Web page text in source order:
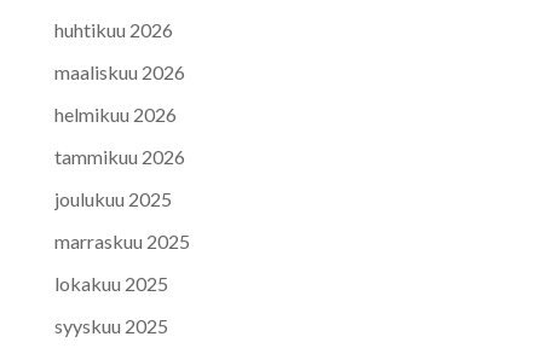
huhtikuu 2026
maaliskuu 2026
helmikuu 2026
tammikuu 2026
joulukuu 2025
marraskuu 2025
lokakuu 2025
syyskuu 2025